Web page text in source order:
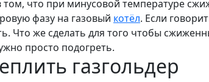
том, что при минусовой температуре
фазу на газовый котёл. Если
Что же сделать для того чтобы
просто подогреть.
газгольдер